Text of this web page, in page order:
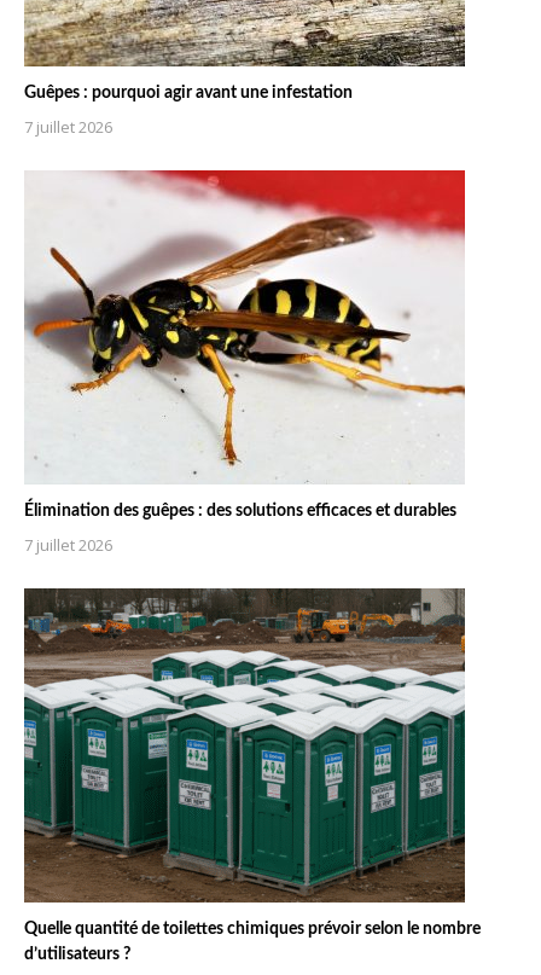
Guêpes : pourquoi agir avant une infestation
7 juillet 2026
Élimination des guêpes : des solutions efficaces et durables
7 juillet 2026
Quelle quantité de toilettes chimiques prévoir selon le nombre
d’utilisateurs ?